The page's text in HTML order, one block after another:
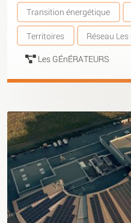
Transition énergétique
Territoires Réseau
Les GÉnÉRATEURS